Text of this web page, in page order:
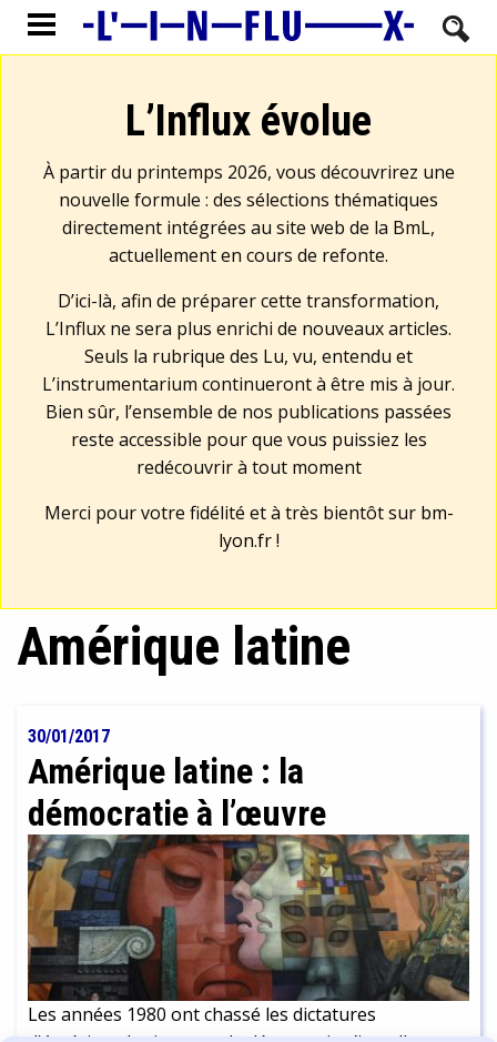
L’Influx évolue
À partir du printemps 2026, vous découvrirez une
nouvelle formule : des sélections thématiques
directement intégrées au site web de la BmL,
actuellement en cours de refonte.
D’ici-là, afin de préparer cette transformation,
L’Influx ne sera plus enrichi de nouveaux articles.
Seuls la rubrique des Lu, vu, entendu et
L’instrumentarium continueront à être mis à jour.
Bien sûr, l’ensemble de nos publications passées
reste accessible pour que vous puissiez les
redécouvrir à tout moment
Merci pour votre fidélité et à très bientôt sur bm-
lyon.fr!
Amérique latine
30/01/2017
Amérique latine : la
démocratie à l’œuvre
Les années 1980 ont chassé les dictatures